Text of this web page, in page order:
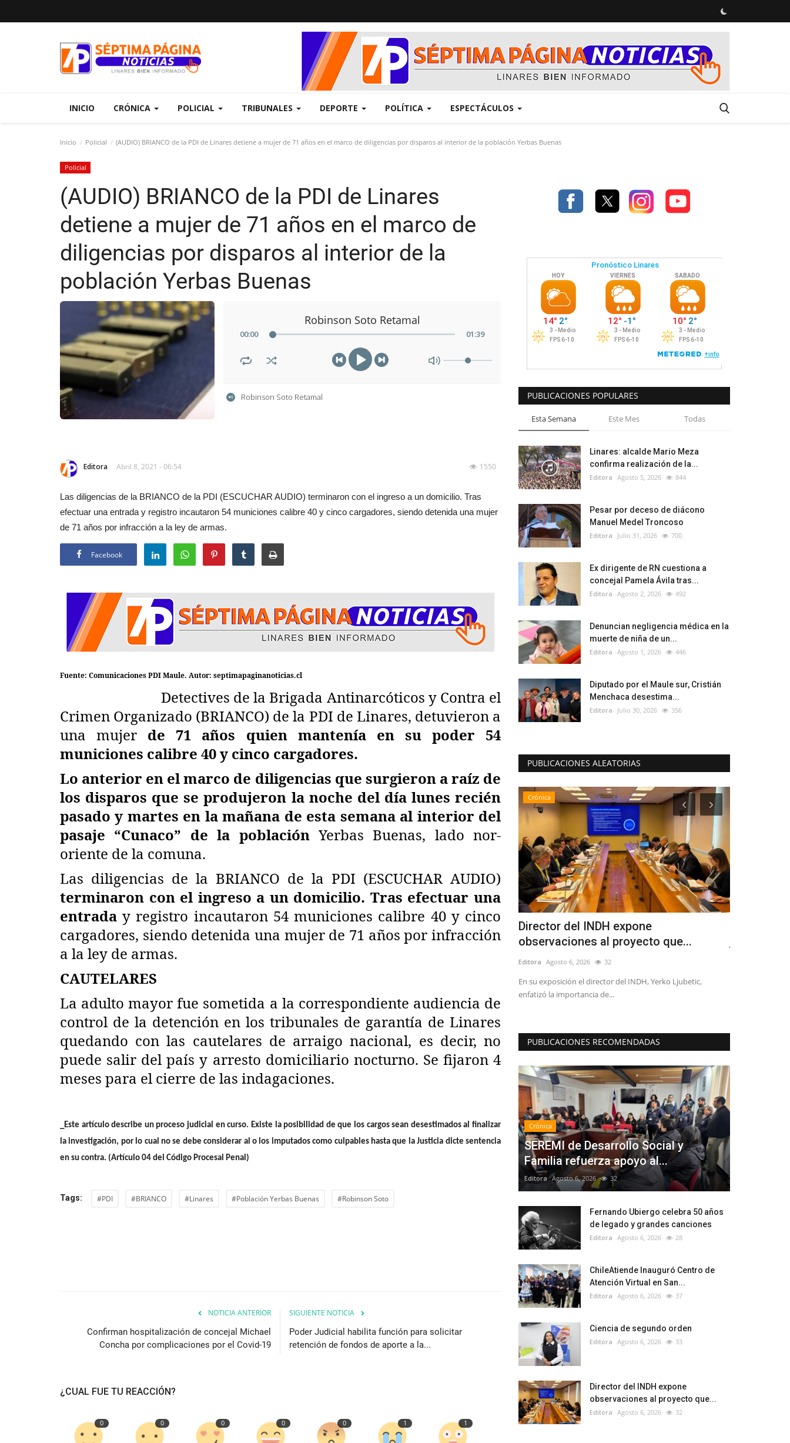
INICIO CRÓNICA POLICIAL TRIBUNALES DEPORTE POLÍTICA ESPECTÁCULOS
Inicio Policial (AUDIO) BRIANCO de la PDI de Linares detiene a mujer de 71 años en el marco de diligencias por disparos al interior de la población Yerbas Buenas
Policial
(AUDIO) BRIANCO de la PDI de Linares
detiene a mujer de 71 años en el marco de
diligencias por disparos al interior de la
población Yerbas Buenas
Robinson Soto Retamal
00:00 01:39
Robinson Soto Retamal
Editora Abril 8, 2021 - 06:54 1550
Las diligencias de la BRIANCO de la PDI (ESCUCHAR AUDIO) terminaron con el ingreso a un domicilio. Tras
efectuar una entrada y registro incautaron 54 municiones calibre 40 y cinco cargadores, siendo detenida una mujer
de 71 años por infracción a la ley de armas.
Facebook
Fuente: Comunicaciones PDI Maule. Autor: septimapaginanoticias.cl
Detectives de la Brigada Antinarcóticos y Contra el
Crimen Organizado (BRIANCO) de la PDI de Linares, detuvieron a
una mujer de 71 años quien mantenía en su poder 54
municiones calibre 40 y cinco cargadores.
Lo anterior en el marco de diligencias que surgieron a raíz de
los disparos que se produjeron la noche del día lunes recién
pasado y martes en la mañana de esta semana al interior del
pasaje “Cunaco” de la poblaciónYerbas Buenas, lado nor-
oriente de la comuna.
Las diligencias de la BRIANCO de la PDI (ESCUCHAR AUDIO)
terminaron con el ingreso a un domicilio. Tras efectuar una
entrada y registro incautaron 54 municiones calibre 40 y cinco
cargadores, siendo detenida una mujer de 71 años por infracción
a la ley de armas.
CAUTELARES
La adulto mayor fue sometida a la correspondiente audiencia de
control de la detención en los tribunales de garantía de Linares
quedando con las cautelares de arraigo nacional, es decir, no
puede salir del país y arresto domiciliario nocturno. Se fijaron 4
meses para el cierre de las indagaciones.
_Este artículo describe un proceso judicial en curso. Existe la posibilidad de que los cargos sean desestimados al finalizar
la investigación, por lo cual no se debe considerar al o los imputados como culpables hasta que la Justicia dicte sentencia
en su contra. (Artículo 04 del Código Procesal Penal)
Tags: #PDI #BRIANCO #Linares #Población Yerbas Buenas #Robinson Soto
NOTICIA ANTERIOR
Confirman hospitalización de concejal Michael
Concha por complicaciones por el Covid-19
SIGUIENTE NOTICIA
Poder Judicial habilita función para solicitar
retención de fondos de aporte a la...
¿CUAL FUE TU REACCIÓN?
0 0 0 0 0 1 1
PUBLICACIONES POPULARES
Esta Semana Este Mes Todas
Linares: alcalde Mario Meza
confirma realización de la...
Editora Agosto 5, 2026 844
Pesar por deceso de diácono
Manuel Medel Troncoso
Editora Julio 31, 2026 700
Ex dirigente de RN cuestiona a
concejal Pamela Ávila tras...
Editora Agosto 2, 2026 492
Denuncian negligencia médica en la
muerte de niña de un...
Editora Agosto 1, 2026 446
Diputado por el Maule sur, Cristián
Menchaca desestima...
Editora Julio 30, 2026 356
PUBLICACIONES ALEATORIAS
Política
(VIDEO) Senadora Vodanovic confirmó
que partidos de la...
Editora Julio 9, 2026 201
Política
Linares: cuando fiscalizar se convierte
en persecución
Crónica
Director del INDH expone
observaciones al proyecto que...
Editora Agosto 6, 2026 32
En su exposición el director del INDH, Yerko Ljubetic,
enfatizó la importancia de...
PUBLICACIONES RECOMENDADAS
Crónica
SEREMI de Desarrollo Social y
Familia refuerza apoyo al...
Editora Agosto 6, 2026 32
Fernando Ubiergo celebra 50 años
de legado y grandes canciones
Editora Agosto 6, 2026 28
ChileAtiende Inauguró Centro de
Atención Virtual en San...
Editora Agosto 6, 2026 37
Ciencia de segundo orden
Editora Agosto 6, 2026 33
Director del INDH expone
observaciones al proyecto que...
Editora Agosto 6, 2026 32